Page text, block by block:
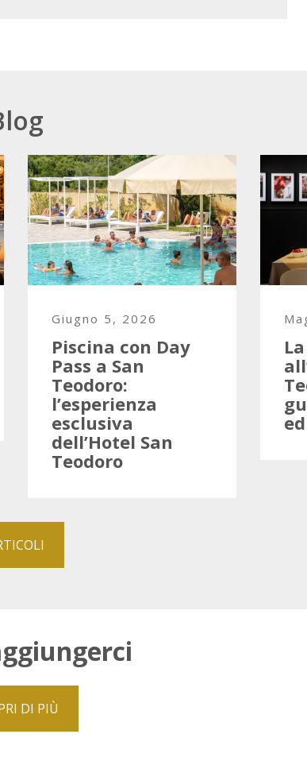
Giugno 5, 2026
Piscina con Day
Pass a San
Teodoro:
l’esperienza
esclusiva
dell’Hotel San
Teodoro
DI PIÙ